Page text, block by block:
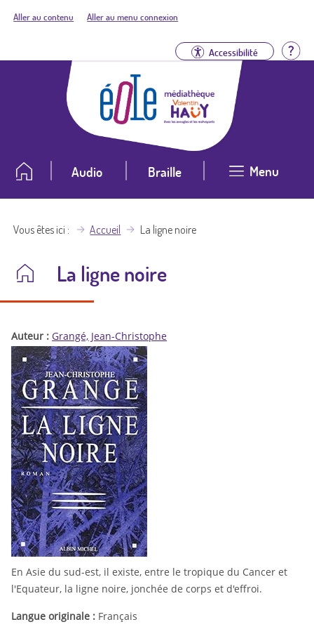
Aller au contenu Aller au menu connexion
Accessibilité
Audio Braille Menu
Vous êtes ici Accueil La ligne noire
La ligne noire
Auteur : Grangé, Jean-Christophe
En Asie du sud-est, il existe, entre le tropique du Cancer et
l'Equateur, la ligne noire, jonchée de corps et d'effroi.
Langue originale : Français